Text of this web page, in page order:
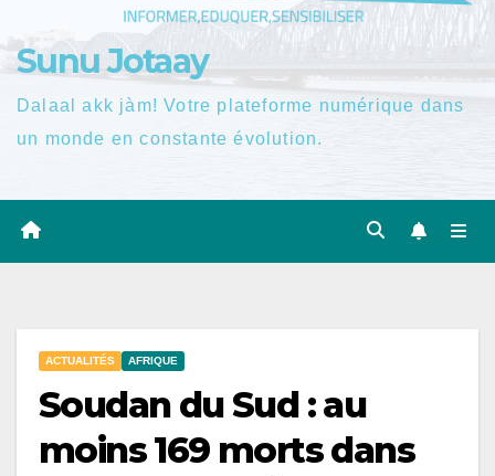
Sunu Jotaay
Dalaal akk jàm! Votre plateforme numérique dans
un monde en constante évolution.
ACTUALITÉS AFRIQUE
Soudan du Sud : au
moins 169 morts dans